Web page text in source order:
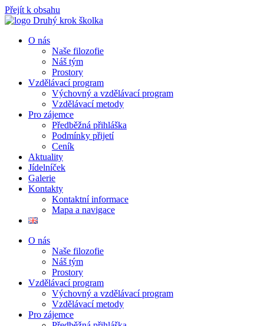
Přejít k obsahu
O nás
Naše filozofie
Náš tým
Prostory
Vzdělávací program
Výchovný a vzdělávací program
Vzdělávací metody
Pro zájemce
Předběžná přihláška
Podmínky přijetí
Ceník
Aktuality
Jídelníček
Galerie
Kontakty
Kontaktní informace
Mapa a navigace
O nás
Naše filozofie
Náš tým
Prostory
Vzdělávací program
Výchovný a vzdělávací program
Vzdělávací metody
Pro zájemce